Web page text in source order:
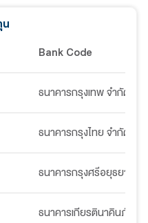
Bank Code
ธนาคารกรุงเทพ จำกัด (ม
ธนาคารกรุงไทย จำกัด (ม
ธนาคารกรุงศรีอยุธยา จำ
ธนาคารเกียรตินาคินภัทร